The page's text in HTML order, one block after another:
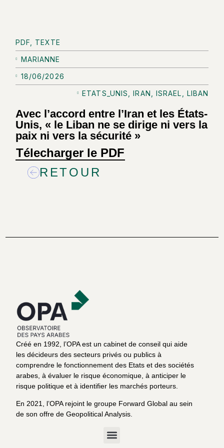
PDF
TEXTE
MARIANNE
18/06/2026
ETATS_UNIS
,IRAN ISRAEL LIBAN
Avec l’accord entre l’Iran et les États-
Unis, « le Liban ne se dirige ni vers la
paix ni vers la sécurité »
Télecharger le PDF
RETOUR
Créé en 1992, l’OPA est un cabinet de conseil qui aide
les décideurs des secteurs privés ou publics à
comprendre le fonctionnement des Etats et des sociétés
arabes, à évaluer le risque économique, à anticiper le
risque politique et à identifier les marchés porteurs.
En 2021, l’OPA rejoint le groupe Forward Global au sein
de son offre de Geopolitical Analysis.